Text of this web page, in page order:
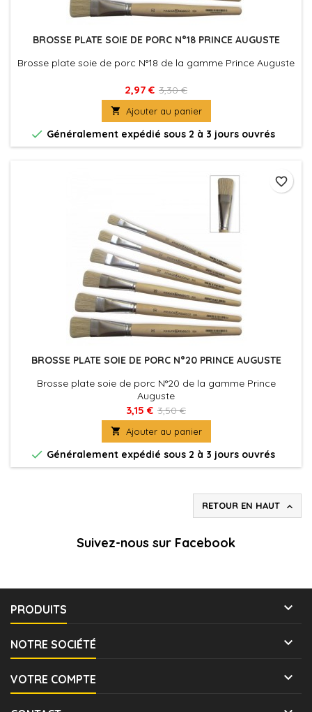
BROSSE PLATE SOIE DE PORC N°18 PRINCE AUGUSTE
Brosse plate soie de porc N°18 de la gamme Prince Auguste
2,97 € 3,30 €
 Ajouter au panier
 Généralement expédié sous 2 à 3 jours ouvrés
BROSSE PLATE SOIE DE PORC N°20 PRINCE AUGUSTE
Brosse plate soie de porc N°20 de la gamme Prince
Auguste
3,15 € 3,50 €
 Ajouter au panier
 Généralement expédié sous 2 à 3 jours ouvrés
favorite_border
RETOUR EN HAUT 
Suivez-nous sur Facebook
PRODUITS 
NOTRE SOCIÉTÉ 
VOTRE COMPTE 